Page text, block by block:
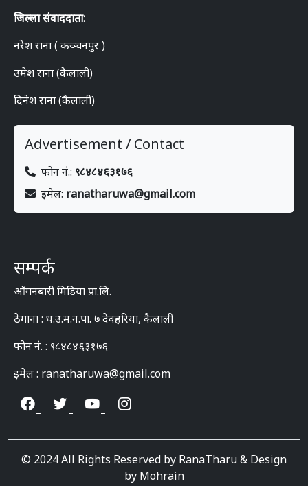
जिल्ला संवाददाता:
नरेश राना ( कञ्चनपुर )
उमेश राना (कैलाली)
दिनेश राना (कैलाली)
Advertisement / Contact
फोन नं.: ९८४८४६३१७६
इमेल: ranatharuwa@gmail.com
सम्पर्क
आँगनबारी मिडिया प्रा.लि.
ठेगाना : ध.उ.म.न.पा. ७ देवहरिया, कैलाली
फोन नं. : ९८४८४६३१७६
इमेल : ranatharuwa@gmail.com
© 2024 All Rights Reserved by RanaTharu & Design
by Mohrain